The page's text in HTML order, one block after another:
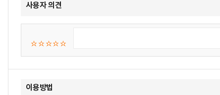
사용자 의견
이용방법